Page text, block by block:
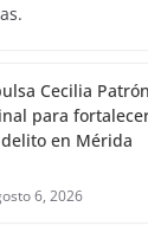
Cecilia
para
en Mérida
6, 2026